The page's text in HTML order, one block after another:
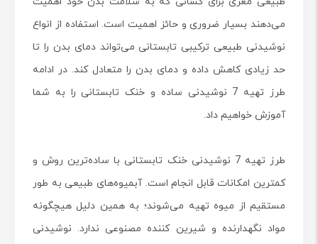
می‌دهند بسیار ضروری و حائز اهمیت است. استفاده از انواع
نوشیدنی طبیعی ترکیبی تابستانی می‌تواند دمای بدن را تا
حد زیادی کاهش داده و دمای بدن را متعادل کند. در ادامه
طرز تهیه 7 نوشیدنی ساده و خنک تابستانی را به شما
آموزش خواهیم داد.
طرز تهیه 7 نوشیدنی خنک تابستانی با ساده‌ترین روش و
کمترین امکانات قابل انجام است. آبمیوه‌های طبیعی به طور
مستقیم از میوه تهیه می‌شوند؛ به همین دلیل هیچگونه
مواد نگهدارنده و شیرین کننده مصنوعی ندارد. نوشیدنی